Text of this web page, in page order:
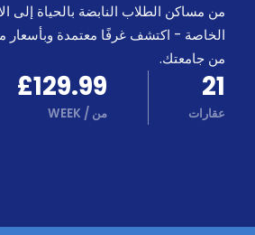
المدونة
أخبر
أصدقائك
و
اكسب
كن
شريكا
الدعم
من مساكن الطلاب النابضة بالحياة إلى
الخاصة - اكتشف غرفًا معتمدة وبأسعار
من جامعتك.
21
عقارات
£129.99
من /
WEEK